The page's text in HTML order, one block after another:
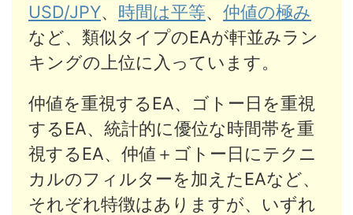
USD/JPY、 時間は平等、 仲値の極み
など、類似タイプのEAが軒並みラン
キングの上位に入っています。
仲値を重視するEA、ゴトー日を重視
するEA、統計的に優位な時間帯を重
視するEA、仲値＋ゴトー日 にテクニ
カルのフィルターを加えたEAなど、
それぞれ特徴はありますが、いずれ